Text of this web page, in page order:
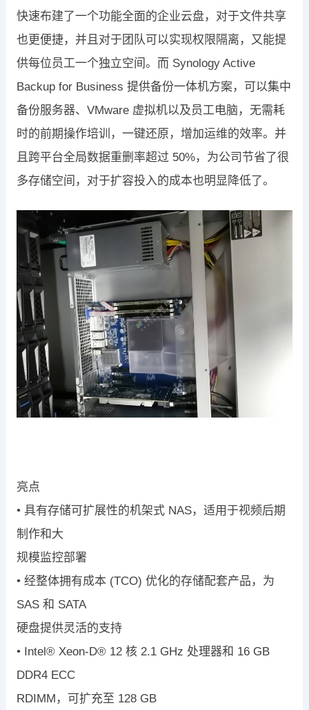
快速布建了一个功能全面的企业云盘，对于文件共享
也更便捷，并且对于团队可以实现权限隔离，又能提
供每位员工一个独立空间。而 Synology Active
Backup for Business 提供备份一体机方案，可以集中
备份服务器、VMware 虚拟机以及员工电脑，无需耗
时的前期操作培训，一键还原，增加运维的效率。并
且跨平台全局数据重删率超过 50%，为公司节省了很
多存储空间，对于扩容投入的成本也明显降低了。
亮点
• 具有存储可扩展性的机架式 NAS，适用于视频后期
制作和大
规模监控部署
• 经整体拥有成本 (TCO) 优化的存储配套产品，为
SAS 和 SATA
硬盘提供灵活的支持
• Intel® Xeon-D® 12 核 2.1 GHz 处理器和 16 GB
DDR4 ECC
RDIMM ，可扩充至 128 GB